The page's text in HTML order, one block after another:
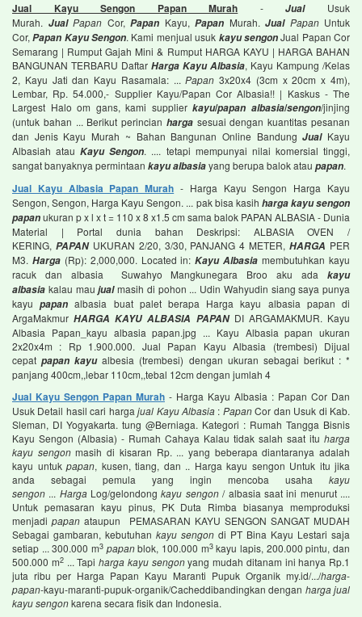
Jual Kayu Sengon Papan Murah -JualUsuk
Murah. JualPapan Cor, Papan Kayu, Papan Murah. JualPapanUntuk
Cor,Papan Kayu Sengon. Kami menjual usuk kayu sengonJual Papan Cor
Semarang | Rumput Gajah Mini & Rumput HARGA KAYU | HARGA BAHAN
BANGUNAN TERBARU Daftar Harga Kayu Albasia, Kayu Kampung /Kelas
2, Kayu Jati dan Kayu Rasamala: ...Papan 3x20x4 (3cm x 20cm x 4m),
Lembar, Rp. 54.000,- Supplier Kayu/Papan Cor Albasia!! | Kaskus - The
Largest Halo om gans, kami supplierkayu/papan albasia/sengon/jinjing
(untuk bahan ... Berikut perincian hargasesuai dengan kuantitas pesanan
dan Jenis Kayu Murah ~ Bahan Bangunan Online BandungJualKayu
Albasiah atauKayu Sengon. .... tetapi mempunyai nilai komersial tinggi,
sangat banyaknya permintaan kayu albasiayang berupa balok atau papan.
Jual Kayu Albasia Papan Murah - Harga Kayu Sengon Harga Kayu
Sengon, Sengon, Harga Kayu Sengon. ... pak bisa kasih harga kayu sengon
papanukuran p x l x t = 110 x 8 x1.5 cm sama balok PAPAN ALBASIA - Dunia
Material | Portal dunia bahan Deskripsi: ALBASIA OVEN /
KERING, PAPANUKURAN 2/20, 3/30, PANJANG 4 METER,HARGA PER
M3. Harga(Rp): 2,000,000. Located in:Kayu Albasia membutuhkan kayu
racuk dan albasia Suwahyo Mangkunegara Broo aku ada kayu
albasia kalau maujualmasih di pohon ... Udin Wahyudin siang saya punya
kayupapan albasia buat palet berapa Harga kayu albasia papan di
ArgaMakmurHARGA KAYU ALBASIA PAPANDI ARGAMAKMUR. Kayu
Albasia Papan_kayu albasia papan.jpg ... Kayu Albasia papan ukuran
2x20x4m : Rp 1.900.000. Jual Papan Kayu Albasia (trembesi) Dijual
cepatpapan kayualbesia (trembesi) dengan ukuran sebagai berikut : *
panjang 400cm,,lebar 110cm,,tebal 12cm dengan jumlah 4
Jual Kayu Sengon Papan Murah - Harga Kayu Albasia : Papan Cor Dan
Usuk Detail hasil cari hargajual Kayu Albasia : PapanCor dan Usuk di Kab.
Sleman, DI Yogyakarta. tung @Berniaga. Kategori : Rumah Tangga Bisnis
Kayu Sengon (Albasia) - Rumah Cahaya Kalau tidak salah saat itu harga
kayu sengonmasih di kisaran Rp. ... yang beberapa diantaranya adalah
kayu untuk papan, kusen, tiang, dan .. Harga kayu sengon Untuk itu jika
anda sebagai pemula yang ingin mencoba usaha kayu
sengon ... HargaLog/gelondongkayu sengon/ albasia saat ini menurut ....
Untuk pemasaran kayu pinus, PK Duta Rimba biasanya memproduksi
menjadipapan ataupun PEMASARAN KAYU SENGON SANGAT MUDAH
Sebagai gambaran, kebutuhan kayu sengon di PT Bina Kayu Lestari saja
setiap ... 300.000 m3 papanblok, 100.000 m3kayu lapis, 200.000 pintu, dan
500.000 m2... Tapi harga kayu sengonyang mudah ditanam ini hanya Rp.1
juta ribu per Harga Papan Kayu Maranti Pupuk Organik my.id/.../harga-
papan-kayu-maranti-pupuk-organik/‎Cacheddibandingkan dengan harga jual
kayu sengonkarena secara fisik dan Indonesia.